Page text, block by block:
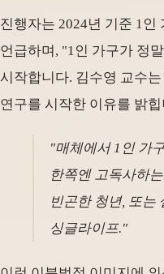
진행자는 2024년 기준 1인
언급하며, "1인 가구가 정
시작합니다. 김수영 교수
연구를 시작한 이유를 밝힙
"매체에서 1인 가
한쪽엔 고독사하
빈곤한 청년, 또는
싱글라이프."